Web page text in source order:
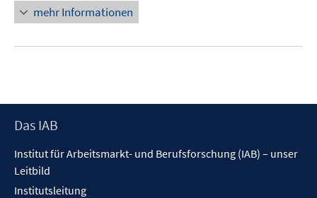
mehr Informationen
Footer
Das IAB
Institut für Arbeitsmarkt- und Berufsforschung (IAB) – unser
Leitbild
Institutsleitung